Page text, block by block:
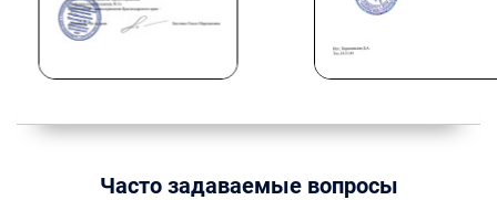
Часто задаваемые вопросы